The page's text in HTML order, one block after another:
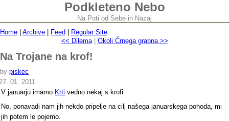
Podkleteno Nebo
Na Poti od Sebe in Nazaj
Home
Archive Feed
Regular Site
<< Dilema| Okoli Črnega grabna >>
Na Trojane na krof!
by piskec
01. 2011
V januarju imamo Krti vedno nekaj s krofi.
No, ponavadi nam jih nekdo pripelje na cilj našega januarskega pohoda, mi
jih potem le pojemo.